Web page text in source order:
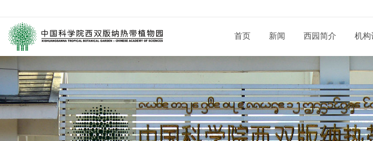
首页 新闻
媒体关注 科研进展
园林消息 科普报道
旅游信息 通知公告
西园简介
历任领导 党委和纪委
学术委员会 学位委员会
西园历史 形象标识
机构
业务机构 支撑系统
实验系列 其他
青促会小组 博士
人才招聘
招生信息
学位学科
学生工作